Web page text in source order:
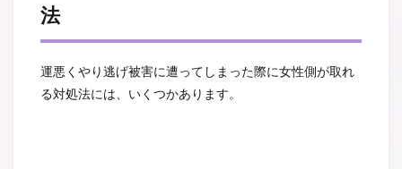
法
運悪くやり逃げ被害に遭ってしまった際に女性側が取れ
る対処法には、いくつかあります。